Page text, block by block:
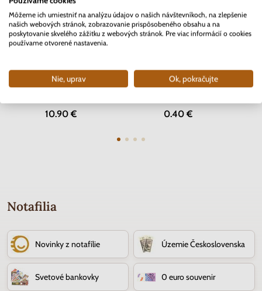
2 EURO Belgicko 2017 -
Univerzita v Gente - coincard
10.90 €
Séria známok Protektorát Čechy a
Morava 1942 - Červený kríž
0.40 €
2
Notafilia
Novinky z notafílie Územie Československa
Svetové bankovky 0 euro souvenir
Môžeme ich umiestniť na analýzu údajov o našich návštevníkoch, na zlepšenie
našich webových stránok, zobrazovanie prispôsobeného obsahu a na
poskytovanie skvelého zážitku z webových stránok. Pre viac informácií o cookies
používame otvorené nastavenia.
Nie, uprav Ok, pokračujte